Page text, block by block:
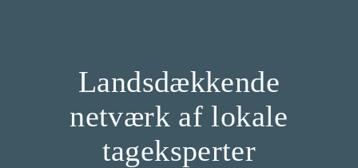
Landsdækkende
netværk af lokale
tageksperter